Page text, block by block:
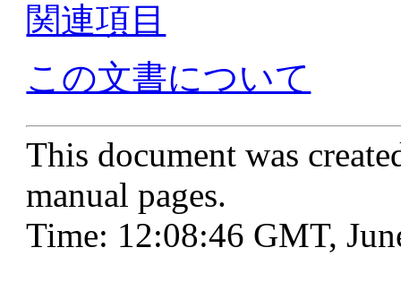
関連項目
この文書について
This document was
manual pages.
Time: 12:08:46 GMT,